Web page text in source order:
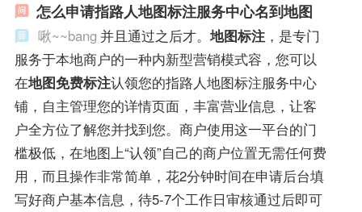
怎么申请指路人地图标注服务中心名到地图
啾~~bang 并且通过之后才。 地图标注，是专门
服务于本地商户的一种内新型营销模式容，您可以
在地图免费标注认领您的指路人地图标注服务中心
铺，自主管理您的详情页面，丰富营业信息，让客
户全方位了解您并找到您。商户使用这一平台的门
槛极低，在地图上“认领”自己的商户位置无需任何费
用，而且操作非常简单，花2分钟时间在申请后台填
写好商户基本信息，待5-7个工作日审核通过后即可